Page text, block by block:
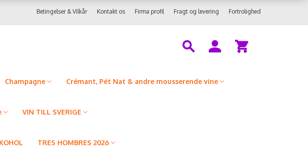
Fortrolighed
Fragt og levering
Firma profil
Kontakt os
Betingelser & Vilkår
Champagne Crémant, Pét Nat & andre mousserende vine
VIN TILL SVERIGE
TRES HOMBRES 2026